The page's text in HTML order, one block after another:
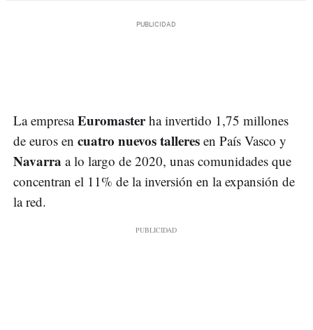
La empresaEuromasterha invertido 1,75 millones
de euros en cuatro nuevos talleres en País Vasco y
Navarra a lo largo de 2020, unas comunidades que
concentran el 11% de la inversión en la expansión de
la red.